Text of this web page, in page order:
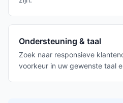
Ondersteuning & taal
Zoek naar responsieve
voorkeur in uw gewenste taal